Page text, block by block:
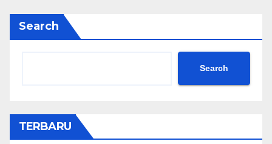
Search
Search
TERBARU